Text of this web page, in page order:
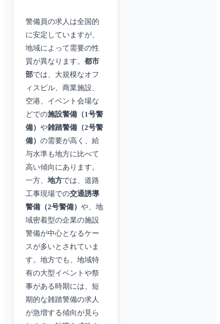
警備員の求人は全国的
に安定していますが、
地域によって需要の性
質が異なります。 都市
部では、大規模なオフ
ィスビル、商業施設、
空港、イベント会場な
どでの施設警備（1号警
備） や雑踏警備（2号警
備） の需要が高く、給
与水準も地方に比べて
高い傾向にあります。
一方、 地方では、道路
工事現場での交通誘導
警備（2号警備） や、地
域密着型の企業の施設
警備が中心となるケー
スが多いとされていま
す。地方でも、地域特
有の大型イベントや祭
事がある時期には、短
期的な雑踏警備の求人
が急増する傾向が見ら